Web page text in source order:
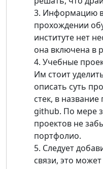
3. Информацию
прохождении
институте нет
она включена в
4. Учебные
Им стоит
описать суть
стек, в
github. По мере
проектов не
портфолио.
5. Следует
связи, это